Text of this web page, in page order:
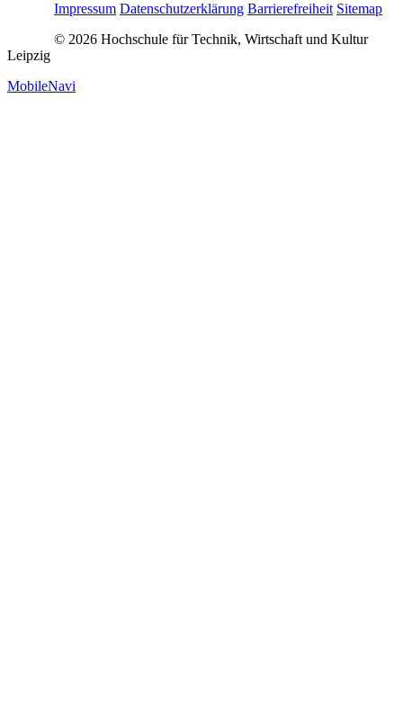
Impressum Datenschutzerklärung Barrierefreiheit Sitemap
© 2026 Hochschule für Technik, Wirtschaft und Kultur
Leipzig
MobileNavi